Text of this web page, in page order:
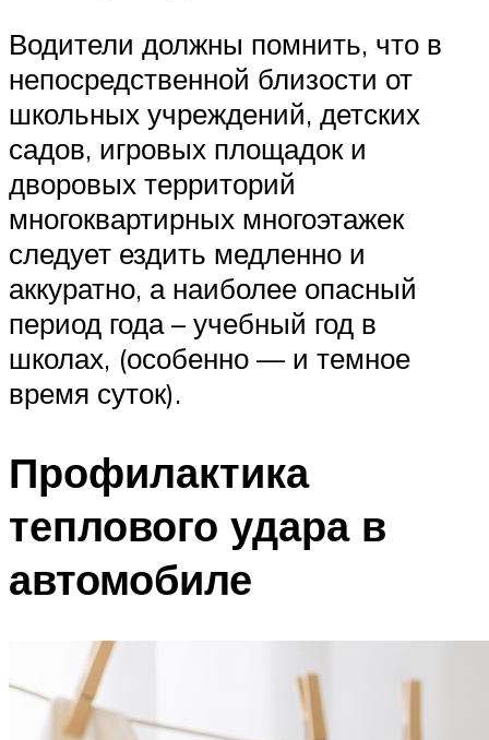
Водители должны помнить, что в
непосредственной близости от
школьных учреждений, детских
садов, игровых площадок и
дворовых территорий
многоквартирных многоэтажек
следует ездить медленно и
аккуратно, а наиболее опасный
период года – учебный год в
школах, (особенно — и темное
время суток).
Профилактика
теплового удара в
автомобиле